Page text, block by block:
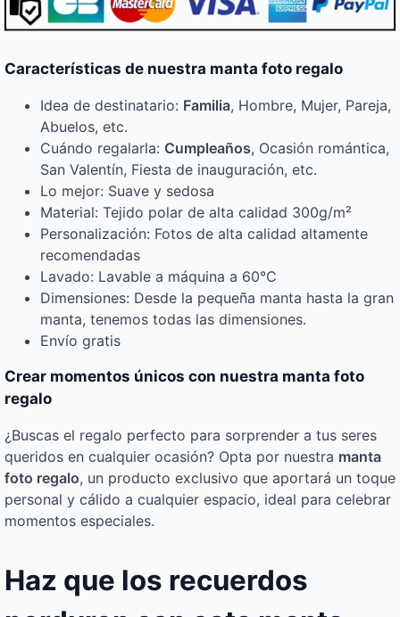
Características de nuestra manta foto regalo
Idea de destinatario: Familia, Hombre, Mujer, Pareja,
Abuelos, etc.
Cuándo regalarla: Cumpleaños, Ocasión romántica,
San Valentín, Fiesta de inauguración, etc.
Lo mejor: Suave y sedosa
Material: Tejido polar de alta calidad 300g/m²
Personalización: Fotos de alta calidad altamente
recomendadas
Lavado: Lavable a máquina a 60°C
Dimensiones: Desde la pequeña manta hasta la gran
manta, tenemos todas las dimensiones.
Envío gratis
Crear momentos únicos con nuestra manta foto
regalo
¿Buscas el regalo perfecto para sorprender a tus seres
queridos en cualquier ocasión? Opta por nuestra manta
foto regalo, un producto exclusivo que aportará un toque
personal y cálido a cualquier espacio, ideal para celebrar
momentos especiales.
Haz que los recuerdos